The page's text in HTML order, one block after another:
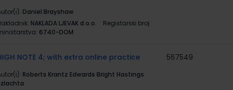
Daniel Brayshaw
NAKLADA LJEVAK d.o.o.
Registarski broj
6740-DOM
NOTE 4; with extra online practice
Roberts Krantz Edwards Bright Hastings
567549